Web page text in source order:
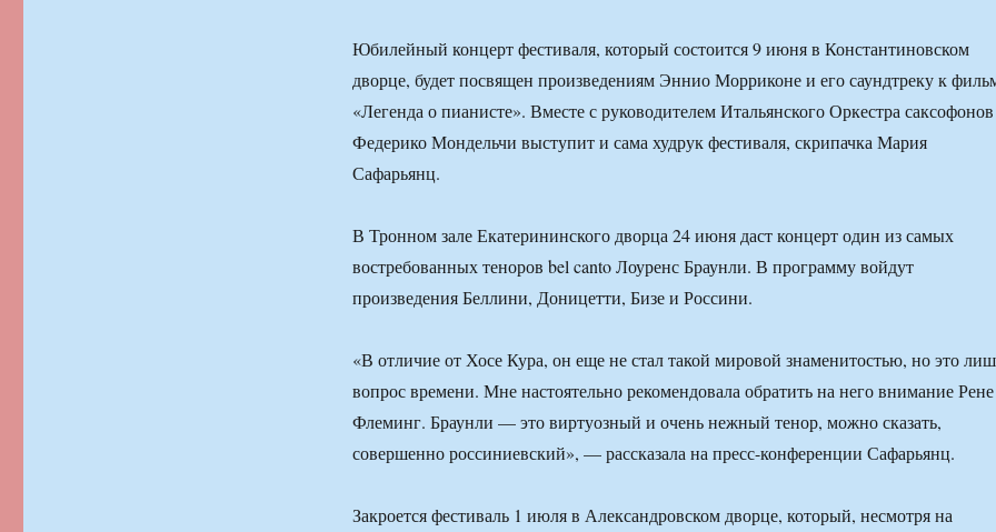
Юбилейный концерт фестиваля, который состоится 9 июня в Константиновском
дворце, будет посвящен произведениям Эннио Морриконе и его саундтреку к
«Легенда о пианисте». Вместе с руководителем Итальянского Оркестра саксофонов
Федерико Мондельчи выступит и сама худрук фестиваля, скрипачка Мария
Сафарьянц.
В Тронном зале Екатерининского дворца 24 июня даст концерт один из самых
востребованных теноров bel canto Лоуренс Браунли. В программу войдут
произведения Беллини, Доницетти, Бизе и Россини.
«В отличие от Хосе Кура, он еще не стал такой мировой знаменитостью, но это
вопрос времени. Мне настоятельно рекомендовала обратить на него внимание Рене
Флеминг. Браунли — это виртуозный и очень нежный тенор, можно сказать,
совершенно россиниевский», — рассказала на пресс-конференции Сафарьянц.
Закроется фестиваль 1 июля в Александровском дворце, который, несмотря на